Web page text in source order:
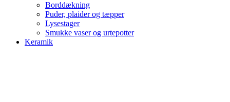
Borddækning
Puder, plaider og tæpper
Lysestager
Smukke vaser og urtepotter
Keramik